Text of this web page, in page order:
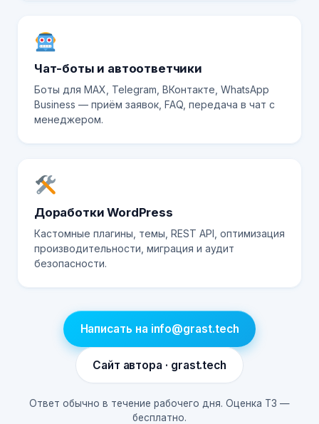
Чат-боты и автоответчики
Боты для MAX, Telegram, ВКонтакте, WhatsApp
Business — приём заявок, FAQ, передача в чат с
менеджером.
Доработки WordPress
Кастомные плагины, темы, REST API, оптимизация
производительности, миграция и аудит
безопасности.
Написать на info@grast.tech
Сайт автора · grast.tech
Ответ обычно в течение рабочего дня. Оценка ТЗ —
бесплатно.